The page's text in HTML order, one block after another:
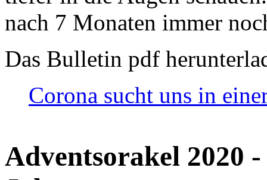
nach 7 Monaten immer
Das Bulletin pdf
Corona sucht uns in
Adventsorakel 2020